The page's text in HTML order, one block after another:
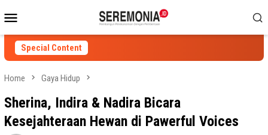
to
contentMenu
Special Content
Home Gaya Hidup
Sherina, Indira & Nadira Bicara
Kesejahteraan Hewan di Pawerful Voices